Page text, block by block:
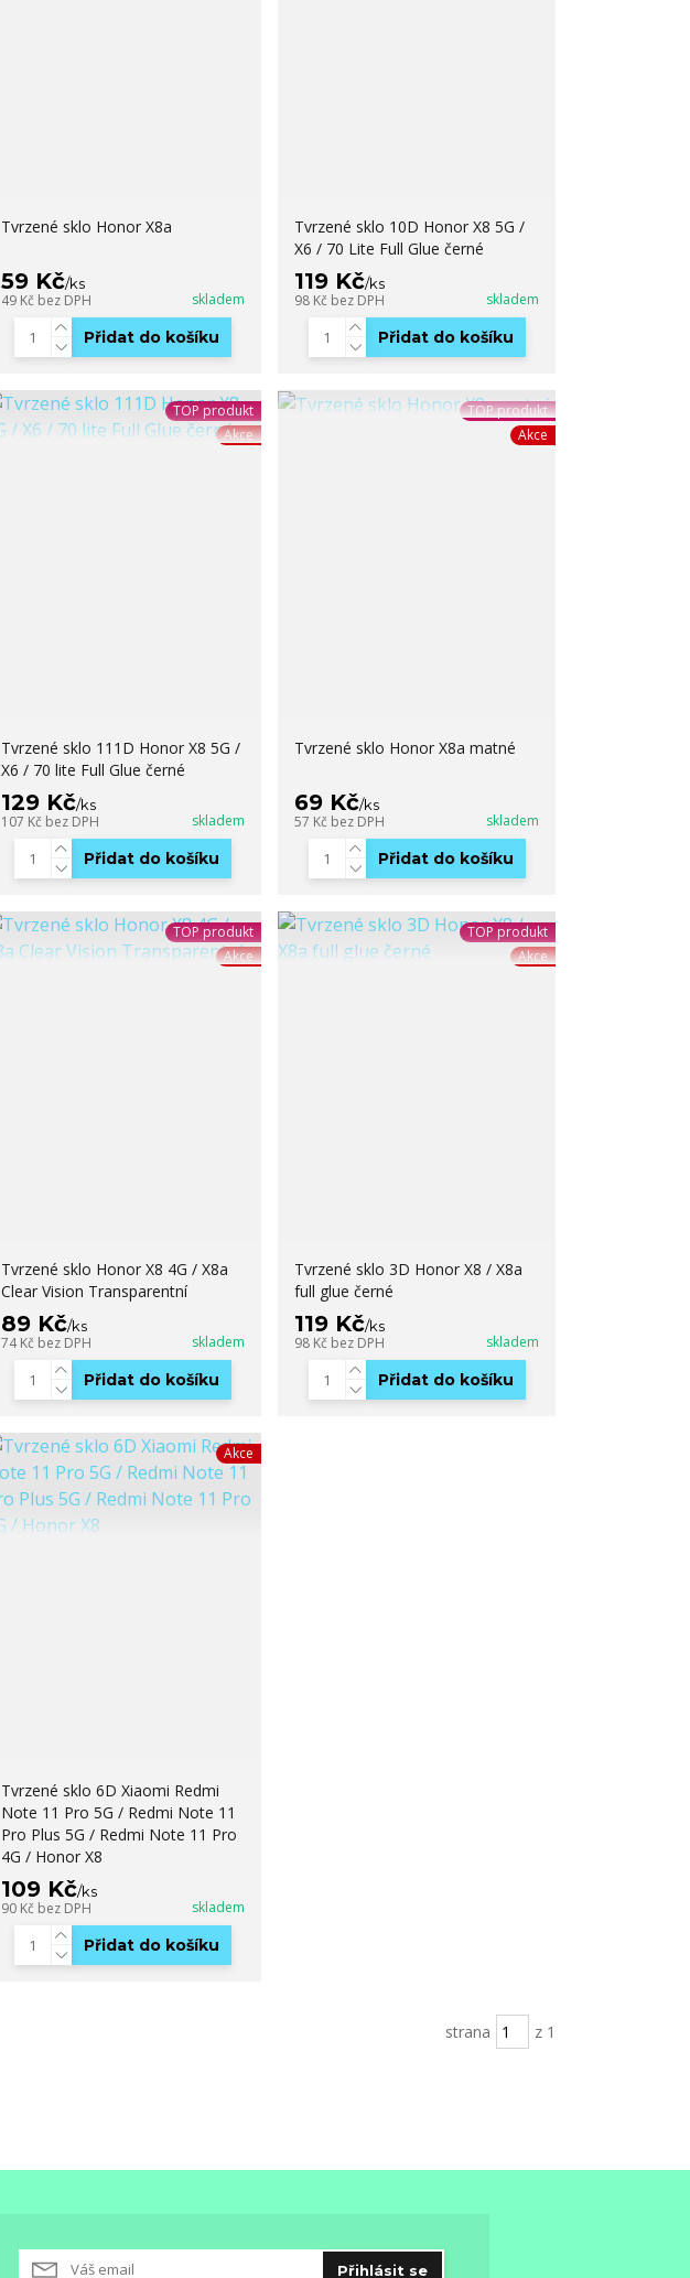
Tvrzené sklo Honor X8a
59 Kč/ks
49 Kč bez DPH skladem
Přidat do košíku
Tvrzené sklo 10D Honor X8 5G /
X6 / 70 Lite Full Glue černé
119 Kč/ks
98 Kč bez DPH skladem
Přidat do košíku
TOP produkt
Akce
Tvrzené sklo 111D Honor X8 5G /
X6 / 70 lite Full Glue černé
129 Kč/ks
107 Kč bez DPH skladem
Přidat do košíku
TOP produkt
Akce
Tvrzené sklo Honor X8a matné
69 Kč/ks
57 Kč bez DPH skladem
Přidat do košíku
TOP produkt
Akce
Tvrzené sklo Honor X8 4G / X8a
Clear Vision Transparentní
89 Kč/ks
74 Kč bez DPH skladem
Přidat do košíku
TOP produkt
Akce
Tvrzené sklo 3D Honor X8 / X8a
full glue černé
119 Kč/ks
98 Kč bez DPH skladem
Přidat do košíku
Akce
Tvrzené sklo 6D Xiaomi Redmi
Note 11 Pro 5G / Redmi Note 11
Pro Plus 5G / Redmi Note 11 Pro
4G / Honor X8
109 Kč/ks
90 Kč bez DPH skladem
Přidat do košíku
strana z 1
Přihlásit se